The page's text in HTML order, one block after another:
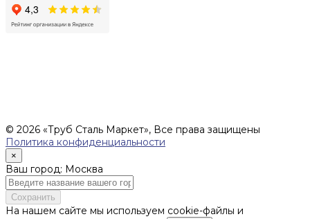
© 2026 «Труб Сталь Маркет», Все права защищены
Политика конфиденциальности
×
Ваш город: Москва
Сохранить
На нашем сайте мы используем cookie-файлы и